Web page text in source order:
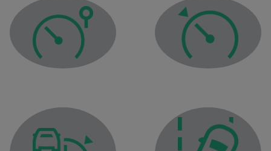
Spia del limitatore di velocità Spia del regolatore di